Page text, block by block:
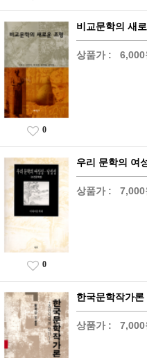
비교문학의 새
상품가 : 6,000
0
우리 문학의 여
상품가 : 7,000
0
한국문학작가
상품가 : 7,000